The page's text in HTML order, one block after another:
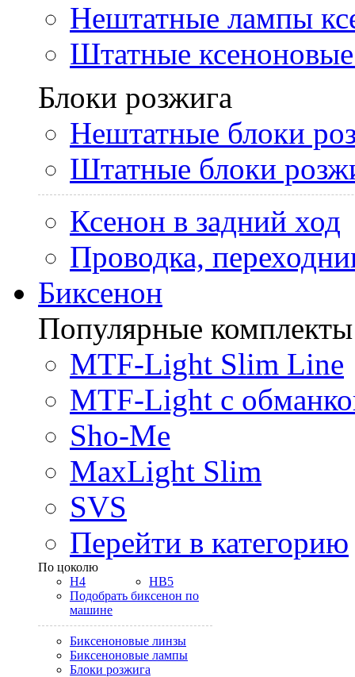
Нештатные лампы
Штатные
Блоки розжига
Нештатные блоки
Штатные блоки
Ксенон в задний ход
Проводка,
Биксенон
Популярные комплекты
MTF-Light Slim Line
MTF-Light с
Sho-Me
MaxLight Slim
SVS
Перейти в категорию
По цоколю
H4
HB5
Подобрать биксенон по
машине
Биксеноновые линзы
Биксеноновые лампы
Блоки розжига